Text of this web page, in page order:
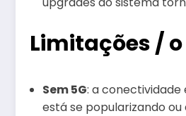
Limitações /
Sem 5G: a conectividade
está se popularizando